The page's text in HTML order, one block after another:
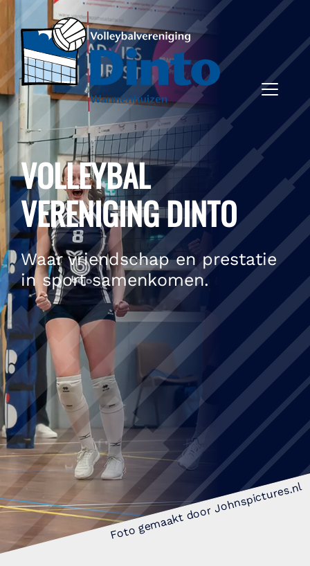
Foto gemaakt door Johnspictures.nl
VOLLEYBAL
VERENIGING DINTO
Waar vriendschap en prestatie
in sport samenkomen.